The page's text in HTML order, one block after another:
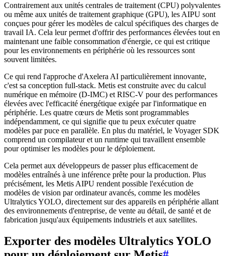
Contrairement aux unités centrales de traitement (CPU) polyvalentes
ou même aux unités de traitement graphique (GPU), les AIPU sont
conçues pour gérer les modèles de calcul spécifiques des charges de
travail IA. Cela leur permet d'offrir des performances élevées tout en
maintenant une faible consommation d'énergie, ce qui est critique
pour les environnements en périphérie où les ressources sont
souvent limitées.
Ce qui rend l'approche d'Axelera AI particulièrement innovante,
c'est sa conception full-stack. Metis est construite avec du calcul
numérique en mémoire (D-IMC) et RISC-V pour des performances
élevées avec l'efficacité énergétique exigée par l'informatique en
périphérie. Les quatre cœurs de Metis sont programmables
indépendamment, ce qui signifie que tu peux exécuter quatre
modèles par puce en parallèle. En plus du matériel, le Voyager SDK
comprend un compilateur et un runtime qui travaillent ensemble
pour optimiser les modèles pour le déploiement.
Cela permet aux développeurs de passer plus efficacement de
modèles entraînés à une inférence prête pour la production. Plus
précisément, les Metis AIPU rendent possible l'exécution de
modèles de vision par ordinateur avancés, comme les modèles
Ultralytics YOLO, directement sur des appareils en périphérie allant
des environnements d'entreprise, de vente au détail, de santé et de
fabrication jusqu'aux équipements industriels et aux satellites.
Exporter des modèles Ultralytics YOLO